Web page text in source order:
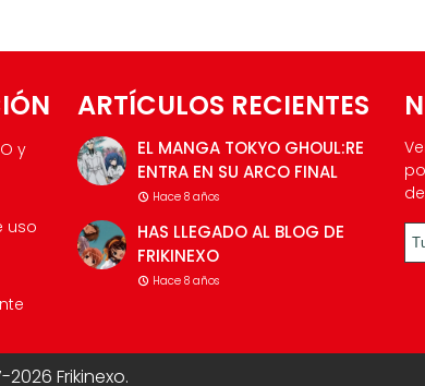
y
uso
ARTÍCULOS RECIENTES
EL MANGA TOKYO GHOUL:RE
ENTRA EN SU ARCO FINAL
Hace 8 años
HAS LLEGADO AL BLOG DE
FRIKINEXO
Hace 8 años
Frikinexo.